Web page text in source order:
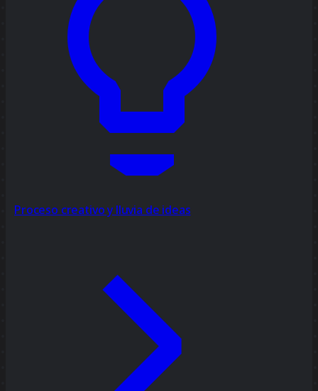
Proceso creativo y lluvia de ideas